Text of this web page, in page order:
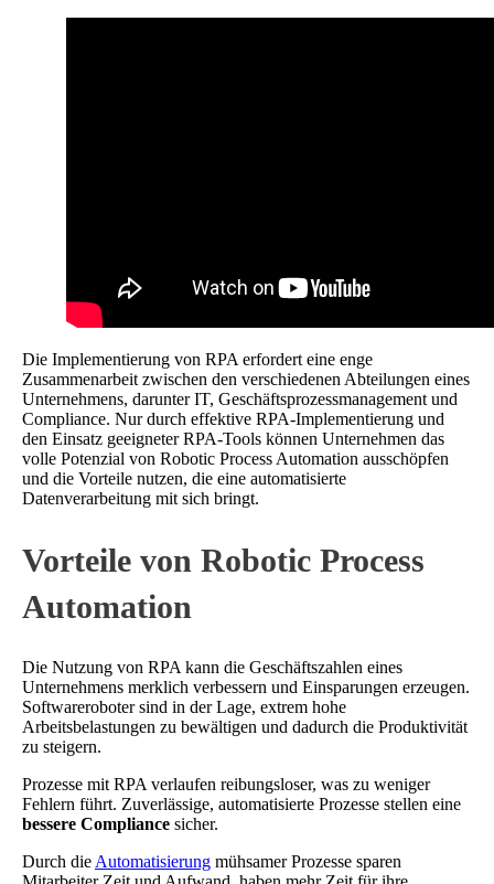
Die Implementierung von RPA erfordert eine enge
Zusammenarbeit zwischen den verschiedenen Abteilungen eines
Unternehmens, darunter IT, Geschäftsprozessmanagement und
Compliance. Nur durch effektive RPA-Implementierung und
den Einsatz geeigneter RPA-Tools können Unternehmen das
volle Potenzial von Robotic Process Automation ausschöpfen
und die Vorteile nutzen, die eine automatisierte
Datenverarbeitung mit sich bringt.
Vorteile von Robotic Process
Automation
Die Nutzung von RPA kann die Geschäftszahlen eines
Unternehmens merklich verbessern und Einsparungen erzeugen.
Softwareroboter sind in der Lage, extrem hohe
Arbeitsbelastungen zu bewältigen und dadurch die Produktivität
zu steigern.
Prozesse mit RPA verlaufen reibungsloser, was zu weniger
Fehlern führt. Zuverlässige, automatisierte Prozesse stellen eine
bessere Compliance sicher.
Durch die Automatisierung mühsamer Prozesse sparen